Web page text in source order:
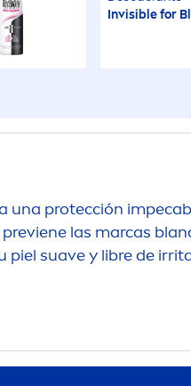
Invisible for
una protección
las marcas
suave y libre de